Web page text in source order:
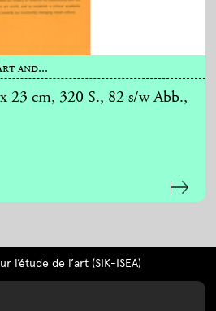
and...
23 cm, 320 S., 82 s/w Abb.,
de l’art (SIK-ISEA)